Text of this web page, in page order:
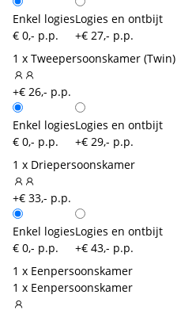
Enkel logies
€ 0,- p.p.
Logies en ontbijt
+€ 27,- p.p.
1 x Tweepersoonskamer (Twin)
+€ 26,- p.p.
Enkel logies
€ 0,- p.p.
Logies en ontbijt
+€ 29,- p.p.
1 x Driepersoonskamer
+€ 33,- p.p.
Enkel logies
€ 0,- p.p.
Logies en ontbijt
+€ 43,- p.p.
1 x Eenpersoonskamer
1 x Eenpersoonskamer